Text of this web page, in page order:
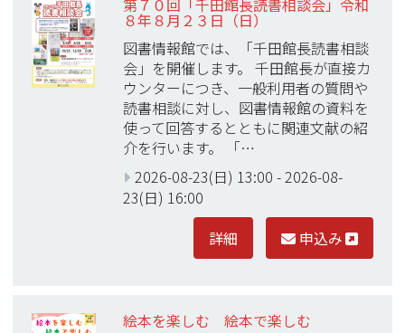
第７０回「千田館長読書相談会」令和
８年８月２３日（日）
図書情報館では、「千田館長読書相談
会」を開催します。 千田館長が直接カ
ウンターにつき、一般利用者の質問や
読書相談に対し、図書情報館の資料を
使って回答するとともに関連文献の紹
介を行います。 「…
2026-08-23(日) 13:00 -2026-08-
23(日) 16:00
詳細
申込み
絵本を楽しむ 絵本で楽しむ